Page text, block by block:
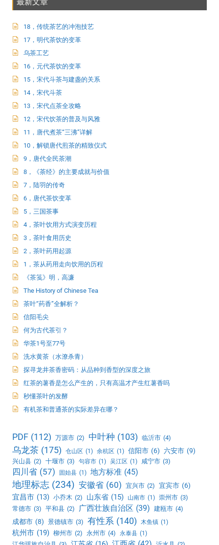
18，传统茶艺的冲泡技艺
17，明代茶饮的变革
乌茶工艺
16，元代茶饮的变革
15，宋代斗茶与建盏的关系
14，宋代斗茶
13，宋代点茶全攻略
12，宋代饮茶的普及与风雅
11，唐代煮茶“三沸”详解
10，解锁唐代煎茶的精致仪式
9，唐代全民茶潮
8，《茶经》的主要成就与价值
7，陆羽的传奇
6，唐代茶饮变革
5，三国茶事
4，茶叶饮用方式演变历程
3，茶叶食用历史
2，茶叶药用起源
1，茶从药用走向饮用的历程
《茶笺》明，高濂
The History of Chinese Tea
茶叶“药香”全解析？
信阳毛尖
何为古代茶引？
华茶1号至77号
洗水黄茶（水潦杀青）
探寻龙井茶香密码：从品种到香型的深度之旅
红茶的薯香是怎么产生的，只有高温才产生红薯香吗
秒懂茶叶的发酵
有机茶和普通茶的实际差异在哪？
PDF (112) 万源市 (2) 中叶种 (103) 临沂市 (4)
乌龙茶 (175) 仓山区 (1) 余杭区 (1) 信阳市 (6) 六安市 (9)
兴山县 (2) 十堰市 (3) 句容市 (1) 吴江区 (1) 咸宁市 (3)
四川省 (57) 固始县 (1) 地方标准 (45)
地理标志 (234) 安徽省 (60) 宜兴市 (2) 宜宾市 (6)
宜昌市 (13) 小乔木 (2) 山东省 (15) 山南市 (1) 崇州市 (3)
常德市 (3) 平和县 (2) 广西壮族自治区 (39) 建瓯市 (4)
成都市 (8) 景德镇市 (3) 有性系 (140) 木鱼镇 (1)
杭州市 (19) 柳州市 (2) 永州市 (4) 永泰县 (1)